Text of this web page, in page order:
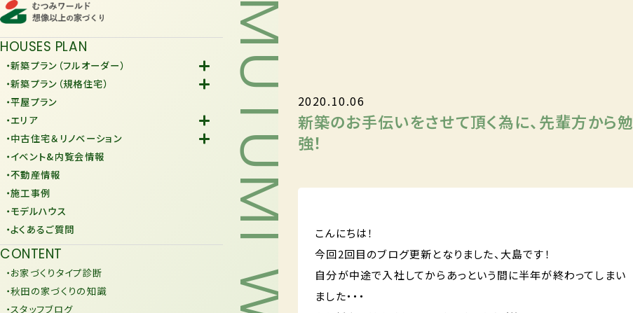
HOUSES PLAN
・新築プラン（フルオーダー）
-Fiore
・新築プラン（規格住宅）
-規格住宅
-KURAFIT
-JiU
・平屋プラン
・エリア
-潟上市
-由利本荘市
・中古住宅＆リノベーション
-中古住宅
-リノベーション
・イベント&内覧会情報
・不動産情報
・施工事例
・モデルハウス
・よくあるご質問
CONTENT
・お家づくりタイプ診断
・秋田の家づくりの知識
・スタッフブログ
2020.10.06
新築のお手伝いをさせて頂く為に、先輩方から勉
強！
こんにちは！
今回2回目のブログ更新となりました、大島です！
自分が中途で入社してからあっという間に半年が終わってしまい
ました・・・